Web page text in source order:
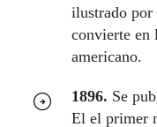
ilustrado por
convierte en
americano.
1896. Se
El el primer